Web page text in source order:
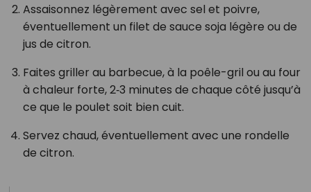
Assaisonnez légèrement avec sel et poivre,
éventuellement un filet de sauce soja légère ou de
jus de citron.
Faites griller au barbecue, à la poêle-gril ou au four
à chaleur forte, 2‑3 minutes de chaque côté jusqu’à
ce que le poulet soit bien cuit.
Servez chaud, éventuellement avec une rondelle
de citron.